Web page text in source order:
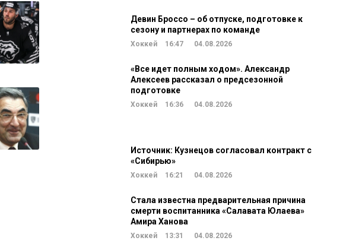
Девин Броссо – об отпуске, подготовке к
сезону и партнерах по команде
Хоккей 16:47 04.08.2026
«Все идет полным ходом». Александр
Алексеев рассказал о предсезонной
подготовке
Хоккей 16:36 04.08.2026
Источник: Кузнецов согласовал контракт с
«Сибирью»
Хоккей 16:21 04.08.2026
Стала известна предварительная причина
смерти воспитанника «Салавата Юлаева»
Амира Ханова
Хоккей 13:31 04.08.2026